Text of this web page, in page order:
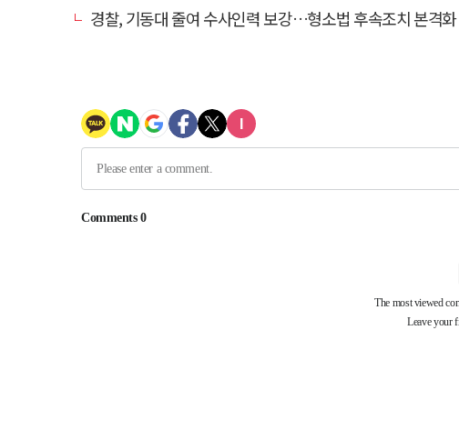
경찰, 기동대 줄여 수사인력 보강…형소법 후속조치 본격화